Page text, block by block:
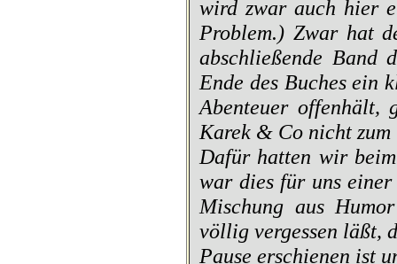
wird zwar auch hier
Problem.) Zwar hat
abschließende Band
Ende des Buches ein
Abenteuer
Karek & Co nicht
Dafür hatten wir
war dies für uns
Mischung aus
völlig vergessen läßt,
Pause erschienen ist